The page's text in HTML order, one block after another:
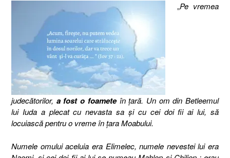
„Pe vremea
judecătorilor, a fost o foamete în ţară. Un om din Betleemul
lui Iuda a plecat cu nevasta sa şi cu cei doi fii ai lui, să
locuiască pentru o vreme în ţara Moabului.
Numele omului aceluia era Elimelec, numele nevestei lui era